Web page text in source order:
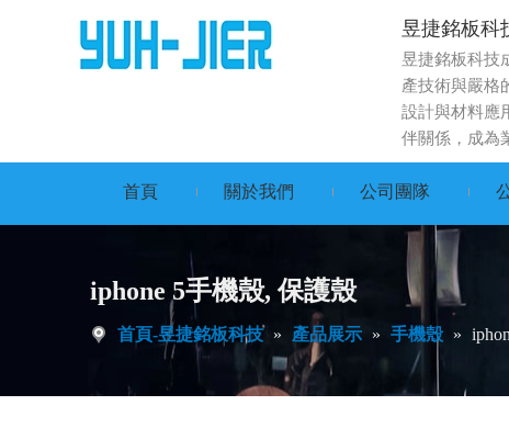
昱捷銘板科
昱捷銘板科技
產技術與嚴格
設計與材料應
伴關係，成為
首頁 關於我們 公司團隊
iphone 5手機殼, 保護殼
首頁-昱捷銘板科技 » 產品展示 » 手機殼 »